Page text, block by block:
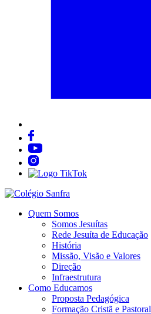
Quem Somos
Somos Jesuítas
Rede Jesuíta de Educação
História
Missão, Visão e Valores
Direção
Infraestrutura
Como Educamos
Proposta Pedagógica
Formação Cristã e Pastoral